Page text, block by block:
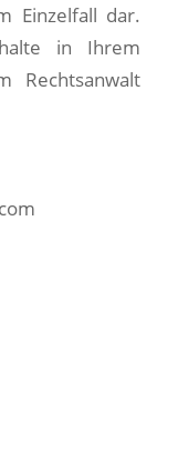
Einzelfall dar.
in Ihrem
Rechtsanwalt